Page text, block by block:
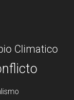
Climatico